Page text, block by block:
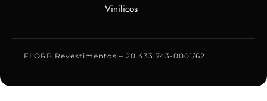
Vinílicos
FLORB Revestimentos – 20.433.743-0001/62